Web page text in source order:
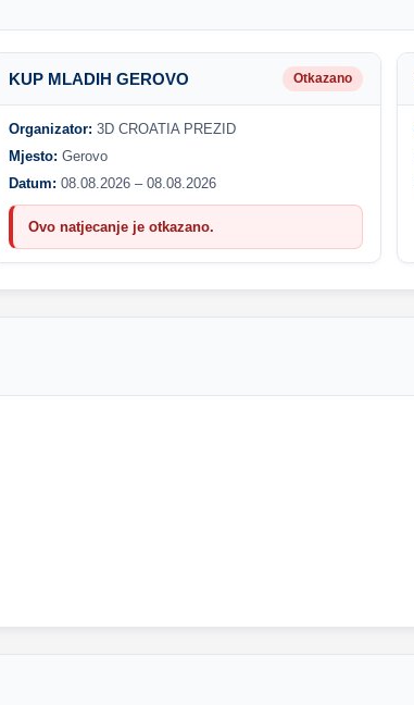
KUP MLADIH GEROVO Otkazano
Organizator: 3D CROATIA PREZID
Mjesto: Gerovo
Datum: 08.08.2026 – 08.08.2026
Ovo natjecanje je otkazano.